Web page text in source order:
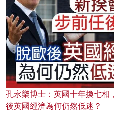
孔永樂博士：英國十年換七相
後英國經濟為何仍然低迷？